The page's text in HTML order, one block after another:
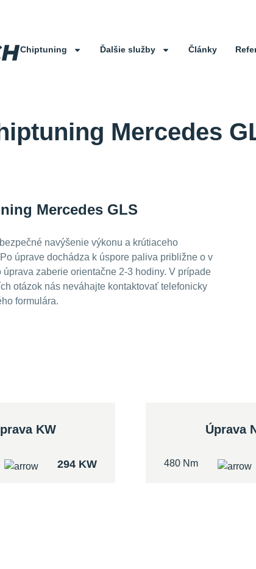
Chiptuning Ďalšie služby Články
Mercedes
Mercedes GLS
navýšenie výkonu a krútiaceho
úprave dochádza k úspore paliva približne o v
zaberie orientačne 2-3 hodiny. V prípade
otázok nás neváhajte kontaktovať telefonicky
formulára.
KW
294 KW
Úprava
480 Nm